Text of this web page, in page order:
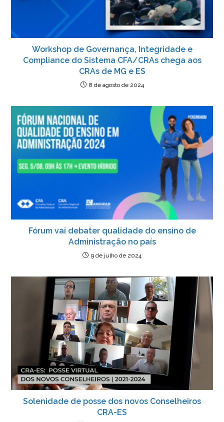
Workshop de Governança, Integridade e
Compliance do Sistema CFA/CRAs chega aos
CRAs de MG e ES
8 de agosto de 2024
Fórum vai debater qualidade do ensino de
Administração no país
9 de julho de 2024
Solenidade de posse dos novos Conselheiros
CRA-ES